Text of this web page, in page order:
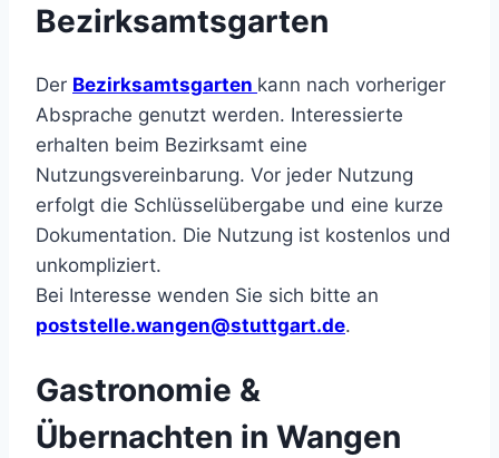
Bezirksamtsgarten
Der Bezirksamtsgarten kann nach vorheriger
Absprache genutzt werden. Interessierte
erhalten beim Bezirksamt eine
Nutzungsvereinbarung. Vor jeder Nutzung
erfolgt die Schlüsselübergabe und eine kurze
Dokumentation. Die Nutzung ist kostenlos und
unkompliziert.
Bei Interesse wenden Sie sich bitte an
poststelle.wangen@stuttgart.de.
Gastronomie &
Übernachten in Wangen